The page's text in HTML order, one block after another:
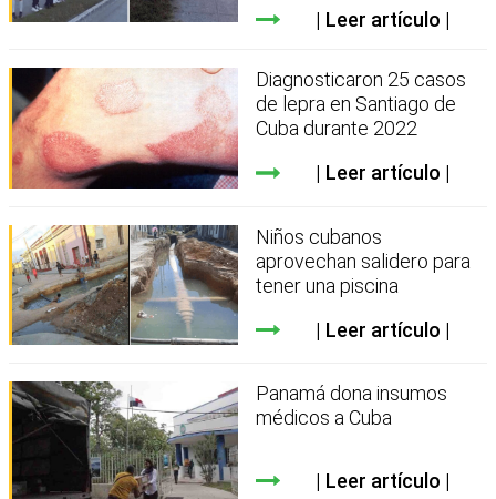
Leer artículo
Diagnosticaron 25 casos
de lepra en Santiago de
Cuba durante 2022
Leer artículo
Niños cubanos
aprovechan salidero para
tener una piscina
Leer artículo
Panamá dona insumos
médicos a Cuba
Leer artículo